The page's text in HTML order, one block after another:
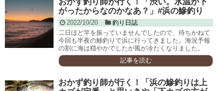
おかず釣り師が行く！「渋い。水温が下
がったからなのかなあ？」#浜の鰺釣り
2022/10/20
釣り日誌
二日ほど竿を振っていませんでしたので、待ちかねて
今回も半夜の鯵釣りで浜に行ってきました。海況予報
の割に海は穏やかでしたが風が冷たくなりました。
記事を読む
おかず釣り師が行く！「浜の鰺釣りは上